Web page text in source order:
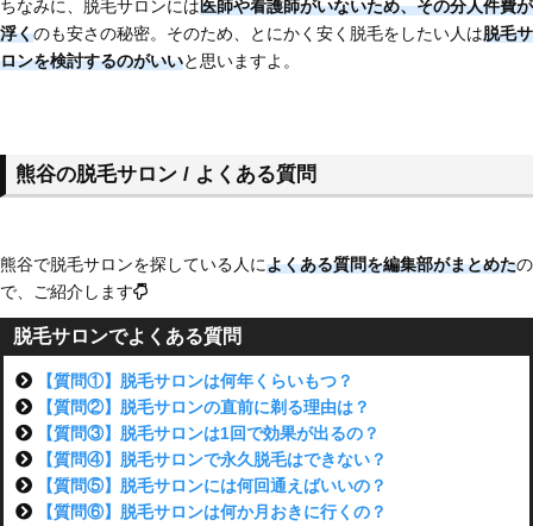
ちなみに、脱毛サロンには医師や看護師がいないため、その分人件費が
浮くのも安さの秘密。そのため、とにかく安く脱毛をしたい人は脱毛サ
ロンを検討するのがいいと思いますよ。
熊谷の脱毛サロン / よくある質問
熊谷で脱毛サロンを探している人によくある質問を編集部がまとめたの
で、ご紹介します
脱毛サロンでよくある質問
【質問①】脱毛サロンは何年くらいもつ？
【質問②】脱毛サロンの直前に剃る理由は？
【質問③】脱毛サロンは1回で効果が出るの？
【質問④】脱毛サロンで永久脱毛はできない？
【質問⑤】脱毛サロンには何回通えばいいの？
【質問⑥】脱毛サロンは何か月おきに行くの？